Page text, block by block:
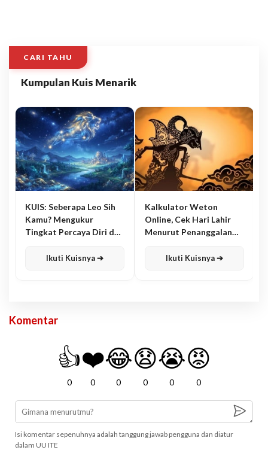
CARI TAHU
Kumpulan Kuis Menarik
KUIS: Seberapa Leo Sih
Kamu? Mengukur
Tingkat Percaya Diri dan
Ikuti Kuisnya ➔
Kalkulator Weton
Online, Cek Hari Lahir
Menurut Penanggalan
Ikuti Kuisnya ➔
Komentar
👍
0
❤️
0
😂
0
😧
0
😭
0
😡
0
Isi komentar sepenuhnya adalah tanggung jawab pengguna dan diatur
dalam UU ITE